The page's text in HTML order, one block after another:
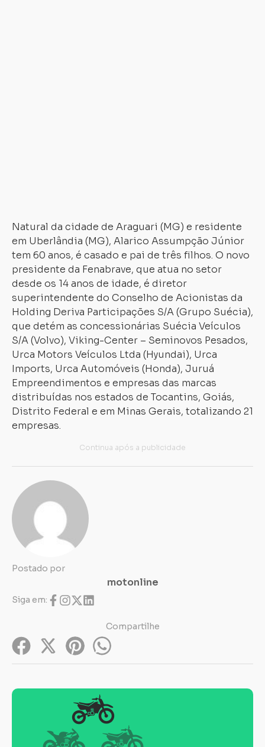
Natural da cidade de Araguari (MG) e residente
em Uberlândia (MG), Alarico Assumpção Júnior
tem 60 anos, é casado e pai de três filhos. O novo
presidente da Fenabrave, que atua no setor
desde os 14 anos de idade, é diretor
superintendente do Conselho de Acionistas da
Holding Deriva Participações S/A (Grupo Suécia),
que detém as concessionárias Suécia Veículos
S/A (Volvo), Viking-Center – Seminovos Pesados,
Urca Motors Veículos Ltda (Hyundai), Urca
Imports, Urca Automóveis (Honda), Juruá
Empreendimentos e empresas das marcas
distribuídas nos estados de Tocantins, Goiás,
Distrito Federal e em Minas Gerais, totalizando 21
empresas.
Postado por
motonline
Siga em:
Compartilhe